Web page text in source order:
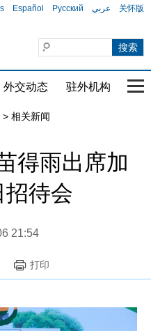
Español Русский عربي 关怀版
外交动态 驻外机构 国
> 相关新闻
得雨出席加
待会
21:54
打印